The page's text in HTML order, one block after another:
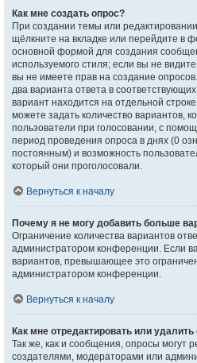
Как мне создать опрос?
При создании темы или
щёлкните на вкладке или перейдите в
основной формой для создания
используемого стиля; если вы не
вы не имеете прав на создание
два варианта ответа в
вариант находится на отдельной
можете задать количество вариантов,
пользователи при голосовании, с
период проведения опроса в днях (0
постоянным) и возможность
который они проголосовали.
Вернуться к началу
Почему я не могу добавить больше
Ограничение количества вариантов
администратором конференции. Если
вариантов, превышающее это
администратором конференции.
Вернуться к началу
Как мне отредактировать или удалить
Так же, как и сообщения, опросы могут
создателями, модераторами или